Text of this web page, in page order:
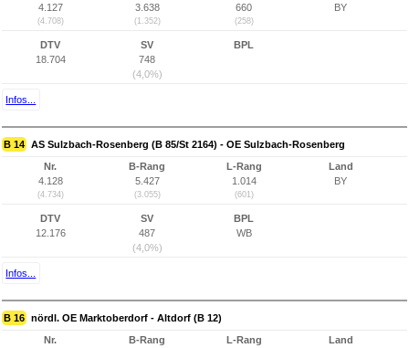
4.127
(4.708)
3.638
(1.352)
660
(258)
BY
DTV
18.704
SV
748
(4,0%)
BPL
Infos...
B 14 AS Sulzbach-Rosenberg (B 85/St 2164) - OE Sulzbach-Rosenberg
Nr.
4.128
(4.734)
B-Rang
5.427
(3.055)
L-Rang
1.014
(601)
Land
BY
DTV
12.176
SV
487
(4,0%)
BPL
WB
Infos...
B 16 nördl. OE Marktoberdorf - Altdorf (B 12)
Nr.
B-Rang
L-Rang
Land